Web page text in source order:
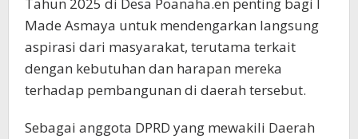
Tahun 2025 di Desa Poanaha.en penting bagi I
Made Asmaya untuk mendengarkan langsung
aspirasi dari masyarakat, terutama terkait
dengan kebutuhan dan harapan mereka
terhadap pembangunan di daerah tersebut.
Sebagai anggota DPRD yang mewakili Daerah